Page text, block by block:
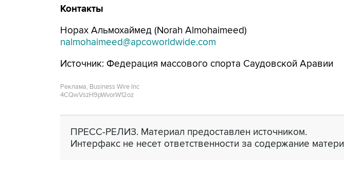
Контакты
Норах Альмохаймед (Norah Almohaimeed)
nalmohaimeed@apcoworldwide.com
Источник: Федерация массового спорта Саудовской Аравии
Реклама, Business Wire Inc
4CQwVszH9pWvorW12oz
ПРЕСС-РЕЛИЗ. Материал предоставлен источником.
Интерфакс не несет ответственности за содержание